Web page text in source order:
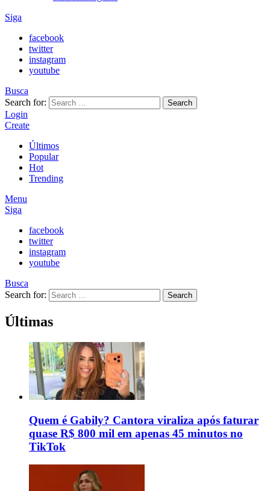
Siga
facebook
twitter
instagram
youtube
Busca
Search for:
Search
Login
Create
Últimos
Popular
Hot
Trending
Menu
Siga
facebook
twitter
instagram
youtube
Busca
Search for:
Search
Últimas
Quem é Gabily? Cantora viraliza após faturar
quase R$ 800 mil em apenas 45 minutos no
TikTok